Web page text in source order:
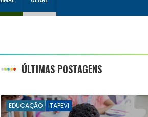
no Programa Aluno Tutor em
ÚLTIMAS POSTAGENS
EDUCAÇÃO ITAPEVI